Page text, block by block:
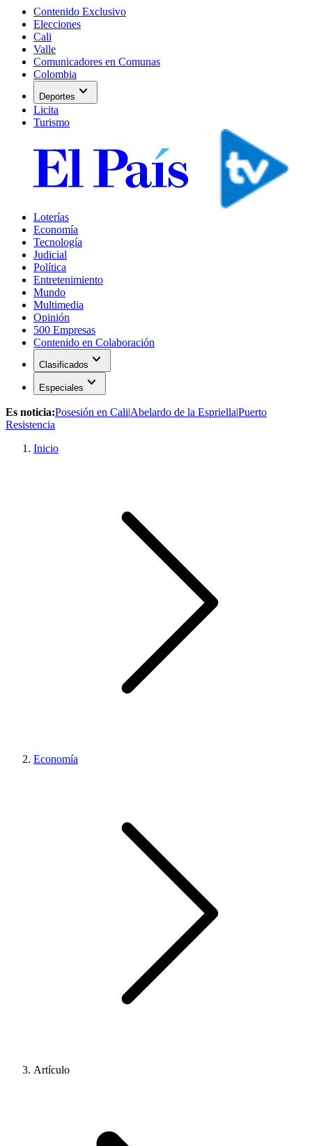
Contenido Exclusivo
Elecciones
Cali
Valle
Comunicadores en Comunas
Colombia
Deportes expand_more
Licita
Turismo
Loterías
Economía
Tecnología
Judicial
Política
Entretenimiento
Mundo
Multimedia
Opinión
500 Empresas
Contenido en Colaboración
Clasificados expand_more
Especiales expand_more
Es noticia:Posesión en Cali|Abelardo de la Espriella|Puerto
Resistencia
Inicio
Economía
Artículo